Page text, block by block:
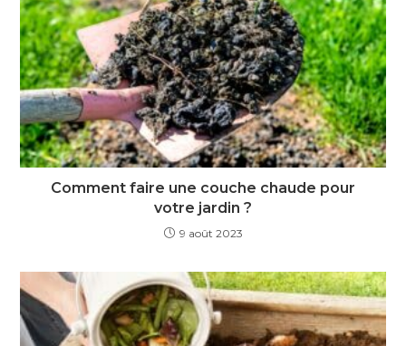
Comment faire une couche chaude pour
votre jardin ?
9 août 2023